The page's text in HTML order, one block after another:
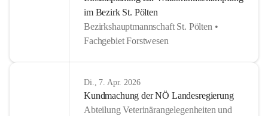
im Bezirk St. Pölten
Bezirkshauptmannschaft St. Pölten •
Fachgebiet Forstwesen
Di., 7. Apr. 2026
Kundmachung der NÖ Landesregierung
Abteilung Veterinärangelegenheiten und